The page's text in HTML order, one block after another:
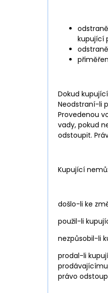
kupující
Dokud
Neodstraní-li
Provedenou
vady, pokud
odstoupit.
Kupující
došlo-li ke
použil-li
nezpůsobil-li
prodal-li
právo